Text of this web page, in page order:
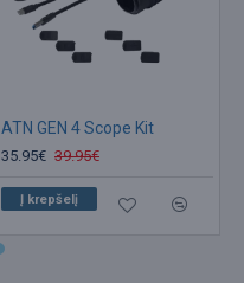
ATN GEN 4 Scope Kit
35.95€ 39.95€
Į krepšelį